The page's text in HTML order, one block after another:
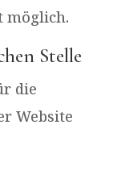
möglich.
Stelle
die
Website